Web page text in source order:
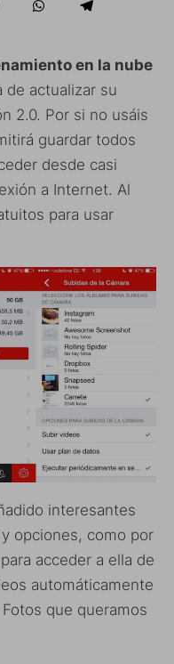
en la nube
de actualizar su
2.0. Por si no usáis
guardar todos
desde casi
a Internet. Al
para usar
interesantes
opciones, como por
acceder a ella de
automáticamente
que queramos